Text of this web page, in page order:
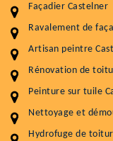
Façadier Castelner
Ravalement de
Artisan peintre
Rénovation de
Peinture sur tuile
Nettoyage et
Hydrofuge de
Entretenir
Plus de 15
Service